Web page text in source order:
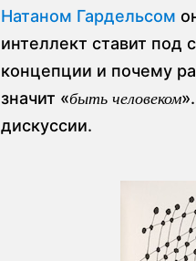
Натаном Гардельсом
интеллект ставит
концепции и почему
значит «быть человеком
дискуссии.